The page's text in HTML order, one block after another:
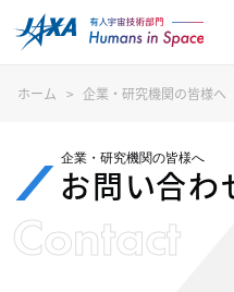
ホーム 企業・研究機関の皆様へ
企業・研究機関の皆様へ
お問い合わ
Contact